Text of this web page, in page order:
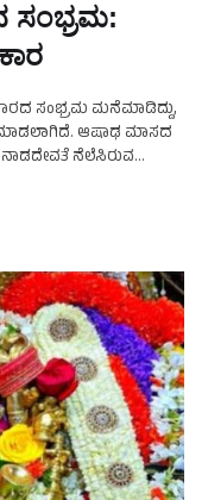
ಸಂಭ್ರಮ:
ಸಂಭ್ರಮ ಮನೆಮಾಡಿದ್ದು,
ಮಾಡಲಾಗಿದೆ. ಆಷಾಢ ಮಾಸದ
ನೆಲೆಸಿರುವ